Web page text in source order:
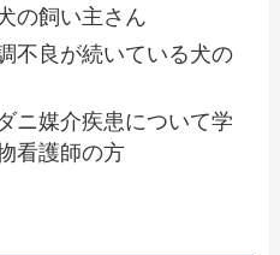
の飼い主さん
不良が続いている犬の
ニ媒介疾患について学
看護師の方